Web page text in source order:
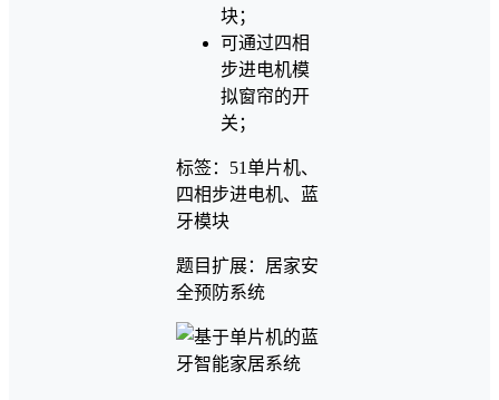
块；
可通过四相
步进电机模
拟窗帘的开
关；
标签：51单片机、
四相步进电机、蓝
牙模块
题目扩展：居家安
全预防系统